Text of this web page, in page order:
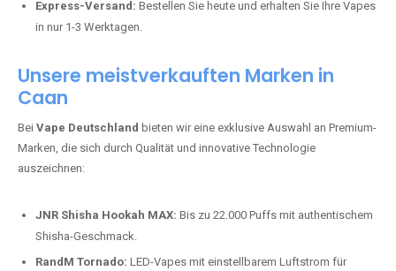
Express-Versand: Bestellen Sie heute und erhalten Sie Ihre Vapes
in nur 1-3 Werktagen.
Unsere meistverkauften Marken in
Caan
Bei Vape Deutschland bieten wir eine exklusive Auswahl an Premium-
Marken, die sich durch Qualität und innovative Technologie
auszeichnen:
JNR Shisha Hookah MAX: Bis zu 22.000 Puffs mit authentischem
Shisha-Geschmack.
RandM Tornado: LED-Vapes mit einstellbarem Luftstrom für